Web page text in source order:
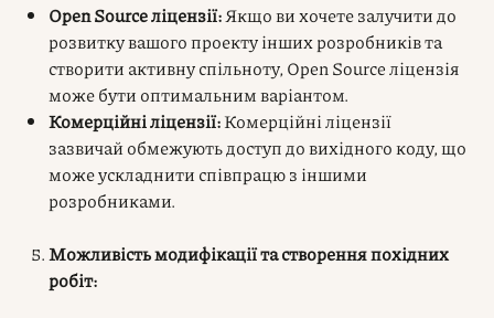
Open Source ліцензії:Якщо ви хочете залучити до
розвитку вашого проекту інших розробників та
створити активну спільноту, Open Source ліцензія
може бути оптимальним варіантом.
Комерційні ліцензії:Комерційні ліцензії
зазвичай обмежують доступ до вихідного коду, що
може ускладнити співпрацю з іншими
розробниками.
Можливість модифікації та створення похідних
робіт: